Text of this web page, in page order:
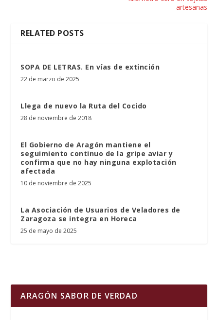
artesanas
RELATED POSTS
SOPA DE LETRAS. En vías de extinción
22 de marzo de 2025
Llega de nuevo la Ruta del Cocido
28 de noviembre de 2018
El Gobierno de Aragón mantiene el
seguimiento continuo de la gripe aviar y
confirma que no hay ninguna explotación
afectada
10 de noviembre de 2025
La Asociación de Usuarios de Veladores de
Zaragoza se integra en Horeca
25 de mayo de 2025
ARAGÓN SABOR DE VERDAD